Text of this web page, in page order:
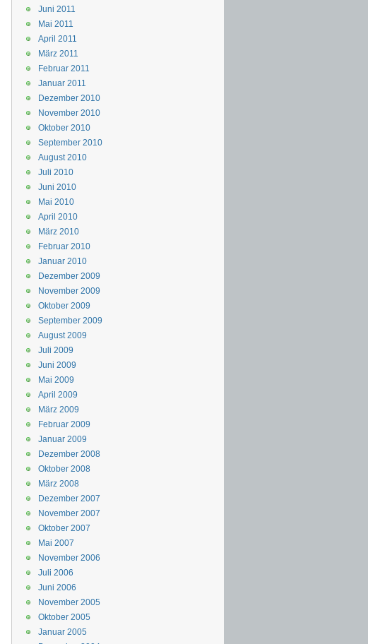
Juni 2011
Mai 2011
April 2011
März 2011
Februar 2011
Januar 2011
Dezember 2010
November 2010
Oktober 2010
September 2010
August 2010
Juli 2010
Juni 2010
Mai 2010
April 2010
März 2010
Februar 2010
Januar 2010
Dezember 2009
November 2009
Oktober 2009
September 2009
August 2009
Juli 2009
Juni 2009
Mai 2009
April 2009
März 2009
Februar 2009
Januar 2009
Dezember 2008
Oktober 2008
März 2008
Dezember 2007
November 2007
Oktober 2007
Mai 2007
November 2006
Juli 2006
Juni 2006
November 2005
Oktober 2005
Januar 2005